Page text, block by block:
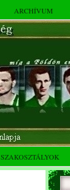
ARCHÍVUM
SZAKOSZTÁLYOK